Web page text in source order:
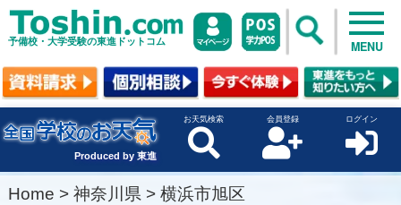
予備校・大学受験の東進ドットコム MENU
Produced by 東進
お天気検索 会員登録 ログイン
Home > 神奈川県 > 横浜市旭区